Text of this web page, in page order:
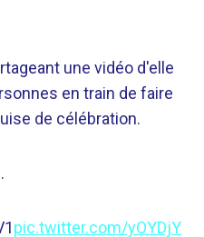
une vidéo d'elle
en train de faire
de célébration.
pic.twitter.com/yOYDjY